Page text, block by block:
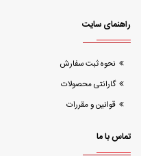
راهنمای سایت
نحوه ثبت سفارش
گارانتی محصولات
قوانین و مقررات
تماس با ما